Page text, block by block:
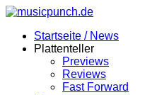
Zum
springenStartseite / News
Plattenteller
Previews
Reviews
Fast Forward